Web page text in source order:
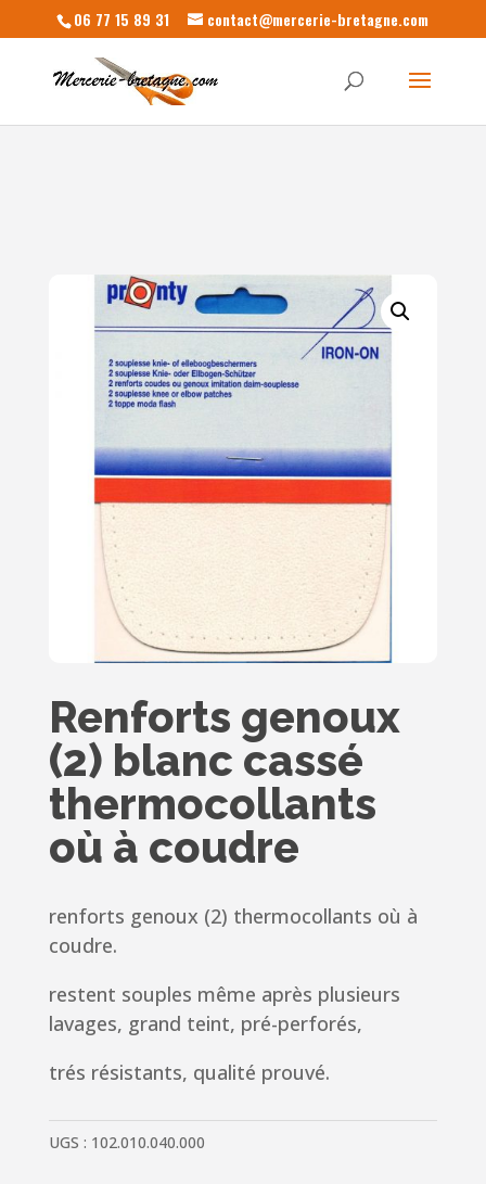
06 77 15 89 31 contact@mercerie-bretagne.com
Renforts genoux
(2) blanc cassé
thermocollants
où à coudre
renforts genoux (2) thermocollants où à
coudre.
restent souples même après plusieurs
lavages, grand teint, pré-perforés,
trés résistants, qualité prouvé.
UGS : 102.010.040.000